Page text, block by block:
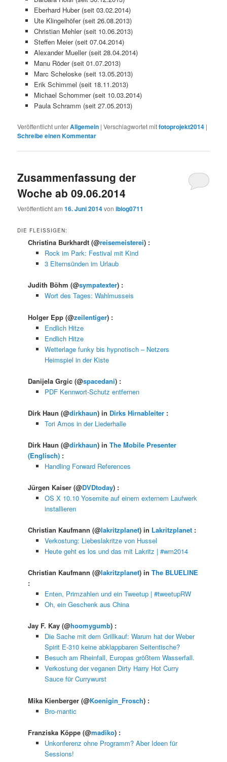
Eberhard Huber (seit 03.02.2014)
Ute Klingelhöfer (seit 26.08.2013)
Christian Mehler (seit 10.06.2013)
Steffen Meier (seit 07.04.2014)
Alexander Mueller (seit 28.04.2014)
Manu Röder (seit 01.07.2013)
Marc Scheloske (seit 13.05.2013)
Erik Schimmel (seit 18.11.2013)
Michael Schommer (seit 10.03.2014)
Paula Schramm (seit 27.05.2013)
Veröffentlicht unterAllgemein |Verschlagwortet mitfotoprojekt2014 |
Schreibe einen Kommentar
Zusammenfassung der
Woche ab 09.06.2014
Veröffentlicht am16. Juni 2014voniblog0711
DIE FLEISSIGEN:
Christina Burkhardt(@reisemeisterei) :
Rock im Park: Festival mit Kind
3 Elternsünden im Urlaub
Judith Böhm(@sympatexter) :
Wort des Tages: Wahlmusseis
Holger Epp(@zeilentiger) :
Endlich Hitze
Endlich Hitze
Wetterlage funky bis hypnotisch – Netzers
Heimspiel in der Kiste
Danijela Grgic(@spacedani) :
PDF Kennwort-Schutz entfernen
Dirk Haun(@dirkhaun) in Dirks Hirnableiter :
Tori Amos in der Liederhalle
Dirk Haun(@dirkhaun) inThe Mobile Presenter
(Englisch) :
Handling Forward References
Jürgen Kaiser(@DVDtoday) :
OS X 10.10 Yosemite auf einem externem Laufwerk
installieren
Christian Kaufmann(@lakritzplanet) in Lakritzplanet :
Verkostung: Liebeslakritze von Hussel
Heute geht es los und das mit Lakritz | #wm2014
Christian Kaufmann(@lakritzplanet) inThe BLUELINE
:
Enten, Primzahlen und ein Tweetup | #tweetupRW
Oh, ein Geschenk aus China
Jay F. Kay(@hoomygumb) :
Die Sache mit dem Grillkauf: Warum hat der Weber
Spirit E-310 keine abklappbaren Seitentische?
Besuch am Rheinfall, Europas größtem Wasserfall.
Verkostung der veganen Dirty Harry Hot Curry
Sauce für Currywurst
Mika Kienberger(@Koenigin_Frosch) :
Bro-mantic
Franziska Köppe(@madiko) :
Unkonferenz ohne Programm? Aber Ideen für
Sessions!